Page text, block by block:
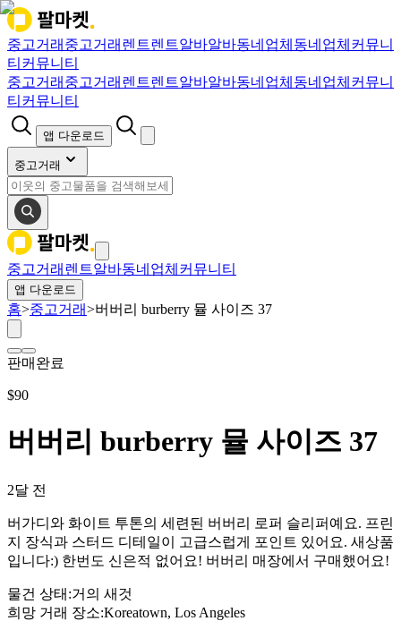
중고거래 중고거래 렌트렌트알바알바동네업체 동네업체 커뮤니
티 커뮤니티
중고거래 중고거래 렌트렌트알바알바동네업체 동네업체 커뮤니
티 커뮤니티
앱 다운로드
중고거래
중고거래 렌트알바동네업체 커뮤니티
앱 다운로드
홈>중고거래>버버리 burberry 뮬 사이즈 37
판매완료
$90
버버리 burberry 뮬 사이즈 37
2달 전
버가디와 화이트 투톤의 세련된 버버리 로퍼 슬리퍼예요. 프린
지 장식과 스터드 디테일이 고급스럽게 포인트 있어요. 새상품
입니다:) 한번도 신은적 없어요! 버버리 매장에서 구매했어요!
물건 상태 :거의 새것
희망 거래 장소:Koreatown, Los Angeles